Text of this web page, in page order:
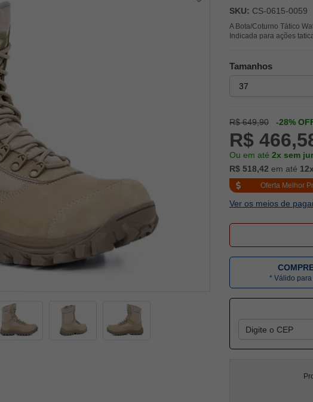
SKU: CS-0615-0059
A Bota/Coturno Tático
Indicada para ações
Tamanhos
R$ 649,90 -28%
R$
Ou em até 2x sem
R$ 518,42 em até 12x
Oferta Melhor
Ver os meios de
* Válido